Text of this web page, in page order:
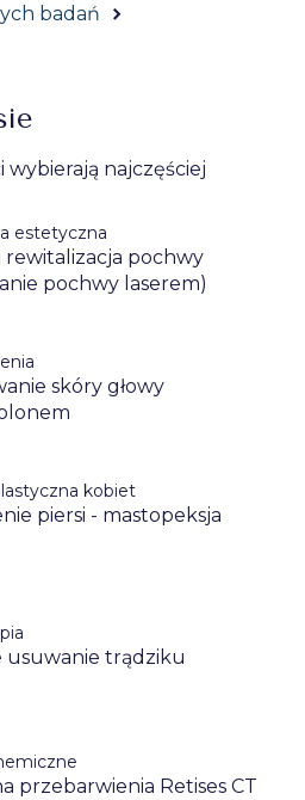
badań
wybierają najczęściej
estetyczna
rewitalizacja pochwy
pochwy laserem)
skóry głowy
kobiet
piersi - mastopeksja
usuwanie trądziku
przebarwienia Retises CT